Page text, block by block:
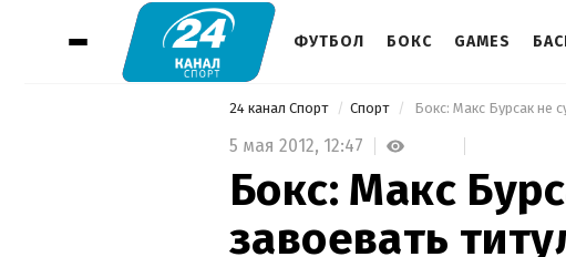
ФУТБОЛ БОКС GAMES
24 канал Спорт Спорт Бокс: Макс Бурсак не
5 мая 2012, 12:47
Бокс: Макс
завоевать